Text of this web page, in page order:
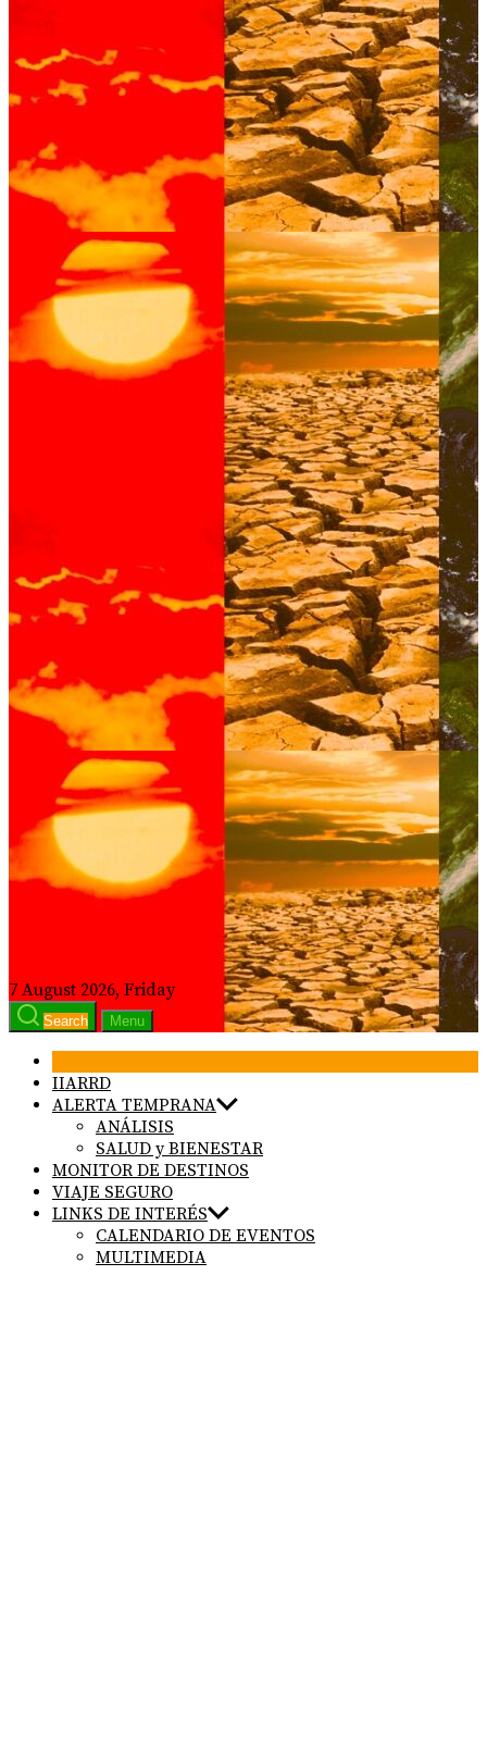
7 August 2026, Friday
Search Menu
IIARRD
ALERTA TEMPRANA
ANÁLISIS
SALUD y BIENESTAR
MONITOR DE DESTINOS
VIAJE SEGURO
LINKS DE INTERÉS
CALENDARIO DE EVENTOS
MULTIMEDIA